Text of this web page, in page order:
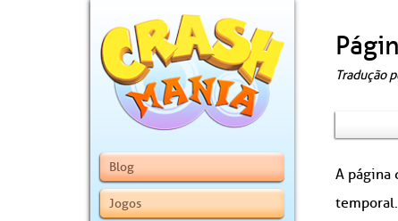
Blog
Jogos
Tradução
A página